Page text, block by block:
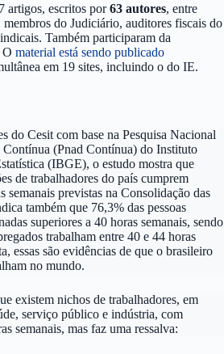
artigos, escritos por63 autores, entre
membros do Judiciário, auditores fiscais do
Também participaram da
O material está sendo publicado
em 19 sites, incluindo o do IE.
do Cesit com base na Pesquisa Nacional
(Pnad Contínua) do Instituto
(IBGE), o estudo mostra que
de trabalhadores do país cumprem
semanais previstas na Consolidação das
também que 76,3% das pessoas
superiores a 40 horas semanais, sendo
trabalham entre 40 e 44 horas
essas são evidências de que o brasileiro
no mundo.
existem nichos de trabalhadores, em
serviço público e indústria, com
semanais, mas faz uma ressalva: